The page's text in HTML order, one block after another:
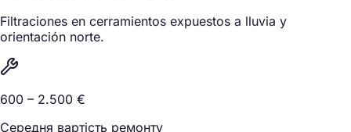
Filtraciones en cerramientos expuestos a lluvia y
orientación norte.
600 – 2.500 €
Середня вартість ремонту